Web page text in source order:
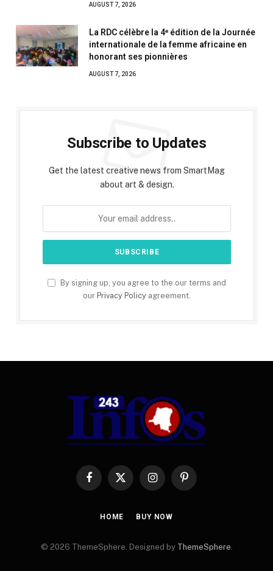
AUGUST 7, 2026
La RDC célèbre la 4ᵉ édition de la Journée
internationale de la femme africaine en
honorant ses pionnières
AUGUST 7, 2026
Subscribe to Updates
Get the latest creative news from SmartMag
about art & design.
By signing up, you agree to the our terms and
our Privacy Policy agreement.
Facebook
X
InstagramPinterest
HOME BUY NOW
© 2026 ThemeSphere. Designed by ThemeSphere